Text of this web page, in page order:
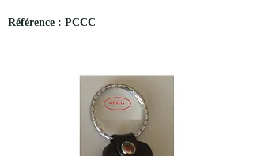
Référence : PCCC